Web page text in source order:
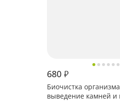
680 ₽
Биочистка
выведение камней и